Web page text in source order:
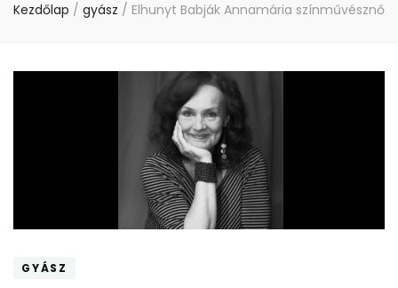
Kezdőlap / gyász / Elhunyt Babják Annamária színművésznő
GYÁSZ